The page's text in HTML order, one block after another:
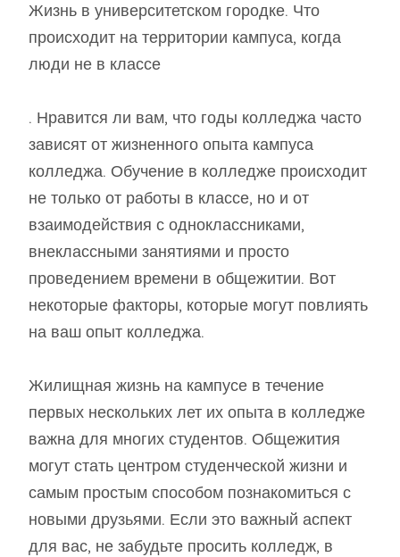
Жизнь в университетском городке. Что
происходит на территории кампуса, когда
люди не в классе
. Нравится ли вам, что годы колледжа часто
зависят от жизненного опыта кампуса
колледжа. Обучение в колледже происходит
не только от работы в классе, но и от
взаимодействия с одноклассниками,
внеклассными занятиями и просто
проведением времени в общежитии. Вот
некоторые факторы, которые могут повлиять
на ваш опыт колледжа.
Жилищная жизнь на кампусе в течение
первых нескольких лет их опыта в колледже
важна для многих студентов. Общежития
могут стать центром студенческой жизни и
самым простым способом познакомиться с
новыми друзьями. Если это важный аспект
для вас, не забудьте просить колледж, в